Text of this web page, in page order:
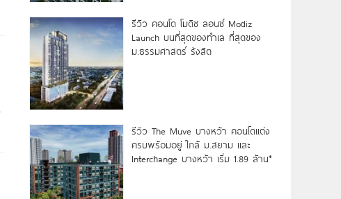
รีวิว คอนโด โมดิซ ลอนซ์ Modiz
Launch บนที่สุดของทำเล ที่สุดของ
ม.ธรรมศาสตร์ รังสิต
รีวิว The Muve บางหว้า คอนโดแต่ง
ครบพร้อมอยู่ ใกล้ ม.สยาม และ
Interchange บางหว้า เริ่ม 1.89 ล้าน*